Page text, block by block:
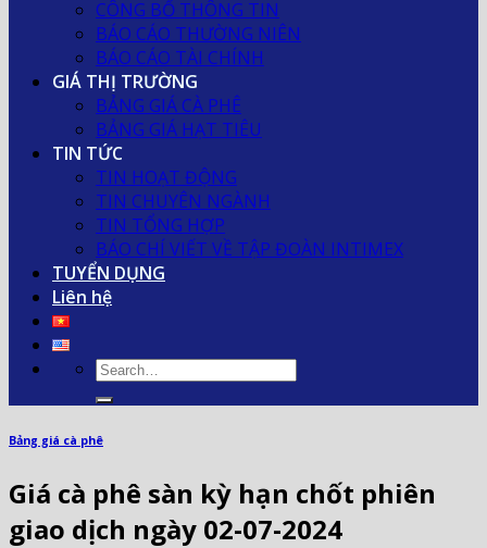
CÔNG BỐ THÔNG TIN
BÁO CÁO THƯỜNG NIÊN
BÁO CÁO TÀI CHÍNH
GIÁ THỊ TRƯỜNG
BẢNG GIÁ CÀ PHÊ
BẢNG GIÁ HẠT TIÊU
TIN TỨC
TIN HOẠT ĐỘNG
TIN CHUYÊN NGÀNH
TIN TỔNG HỢP
BÁO CHÍ VIẾT VỀ TẬP ĐOÀN INTIMEX
TUYỂN DỤNG
Liên hệ
Bảng giá cà phê
Giá cà phê sàn kỳ hạn chốt phiên
giao dịch ngày 02-07-2024